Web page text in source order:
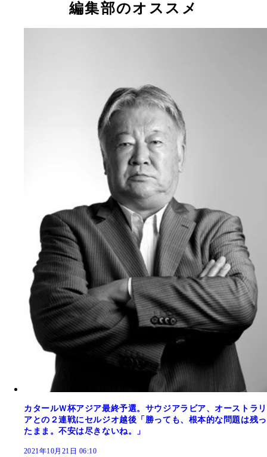
編集部のオススメ
カタールＷ杯アジア最終予選。サウジアラビア、オーストラリ
アとの２連戦にセルジオ越後「勝っても、根本的な問題は残っ
たまま。不安は尽きないね。」
2021年10月21日 06:10